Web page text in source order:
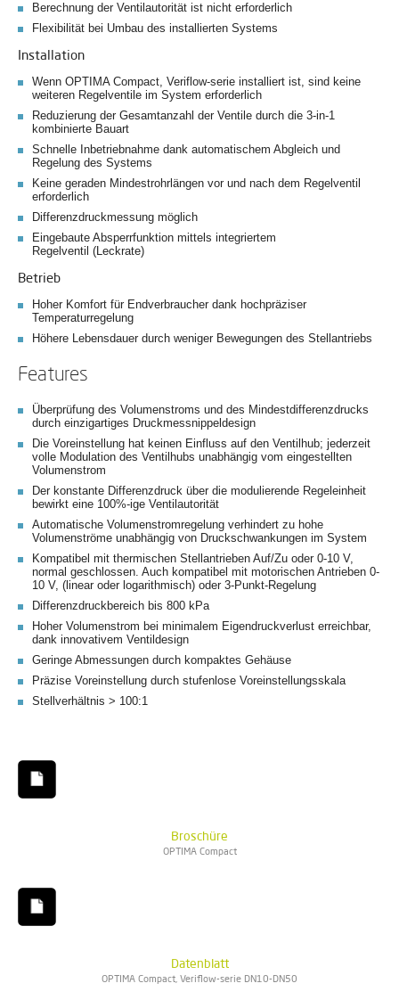
Berechnung der Ventilautorität ist nicht erforderlich
Flexibilität bei Umbau des installierten Systems
Installation
Wenn OPTIMA Compact, Veriflow-serie installiert ist, sind keine
weiteren Regelventile im System erforderlich
Reduzierung der Gesamtanzahl der Ventile durch die 3-in-1
kombinierte Bauart
Schnelle Inbetriebnahme dank automatischem Abgleich und
Regelung des Systems
Keine geraden Mindestrohrlängen vor und nach dem Regelventil
erforderlich
Differenzdruckmessung möglich
Eingebaute Absperrfunktion mittels integriertem
Regelventil (Leckrate)
Betrieb
Hoher Komfort für Endverbraucher dank hochpräziser
Temperaturregelung
Höhere Lebensdauer durch weniger Bewegungen des Stellantriebs
Features
Überprüfung des Volumenstroms und des Mindestdifferenzdrucks
durch einzigartiges Druckmessnippeldesign
Die Voreinstellung hat keinen Einfluss auf den Ventilhub; jederzeit
volle Modulation des Ventilhubs unabhängig vom eingestellten
Volumenstrom
Der konstante Differenzdruck über die modulierende Regeleinheit
bewirkt eine 100%-ige Ventilautorität
Automatische Volumenstromregelung verhindert zu hohe
Volumenströme unabhängig von Druckschwankungen im System
Kompatibel mit thermischen Stellantrieben Auf/Zu oder 0-10 V,
normal geschlossen. Auch kompatibel mit motorischen Antrieben 0-
10 V, (linear oder logarithmisch) oder 3-Punkt-Regelung
Differenzdruckbereich bis 800 kPa
Hoher Volumenstrom bei minimalem Eigendruckverlust erreichbar,
dank innovativem Ventildesign
Geringe Abmessungen durch kompaktes Gehäuse
Präzise Voreinstellung durch stufenlose Voreinstellungsskala
Stellverhältnis > 100:1
Broschüre
OPTIMA Compact
Datenblatt
OPTIMA Compact, Veriflow-serie DN10-DN50